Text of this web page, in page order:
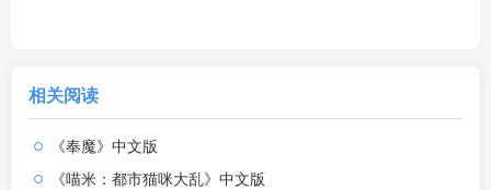
相关阅读
《奉魔》中文版
《喵米：都市猫咪大乱》中文版